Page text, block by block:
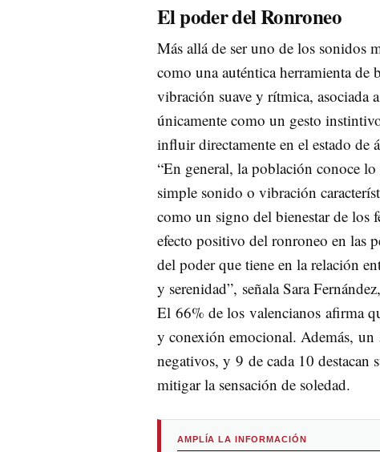
El poder del Ronroneo
Más allá de ser uno de los sonidos
como una auténtica herramienta de
vibración suave y rítmica, asociada
únicamente como un gesto
influir directamente en el estado de
“En general, la población conoce
simple sonido o vibración
como un signo del bienestar de los
efecto positivo del ronroneo en las
del poder que tiene en la relación
y serenidad”, señala Sara
El 66% de los valencianos afirma
y conexión emocional. Además, un
negativos, y 9 de cada 10 destacan
mitigar la sensación de soledad.
AMPLÍA LA INFORMACIÓN